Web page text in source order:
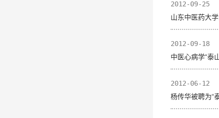
2012-09-25
山东中医药大
2012-09-18
中医心病学“泰
2012-06-12
杨传华被聘为“